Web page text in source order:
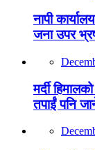
नापी
जना उपर
मर्दी
तपाईं पनि